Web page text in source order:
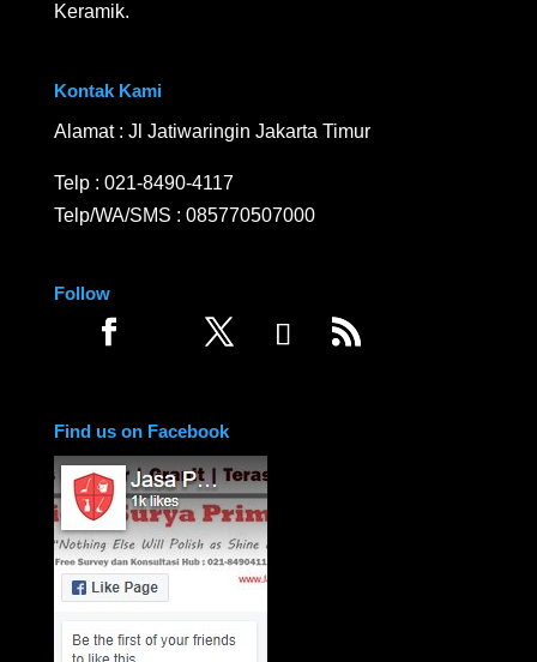
Keramik.
Kontak Kami
Alamat : Jl Jatiwaringin Jakarta Timur
Telp : 021-8490-4117
Telp/WA/SMS : 085770507000
Follow
Find us on Facebook